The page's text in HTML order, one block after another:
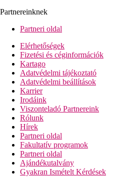
Partnereinknek
Partneri oldal
Elérhetőségek
Fizetési és céginformációk
Kartago
Adatvédelmi tájékoztató
Adatvédelmi beállítások
Karrier
Irodáink
Viszonteladó Partnereink
Rólunk
Hírek
Partneri oldal
Fakultatív programok
Partneri oldal
Ajándékutalvány
Gyakran Ismételt Kérdések